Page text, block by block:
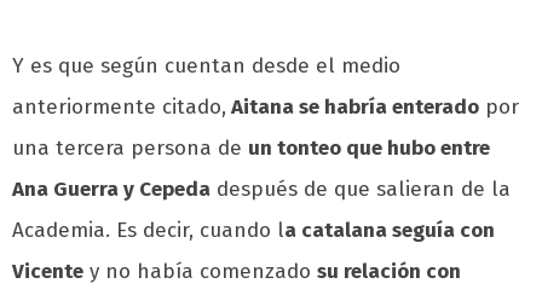
Y es que según cuentan desde el medio
anteriormente citado, Aitana se habría enterado por
una tercera persona de un tonteo que hubo entre
Ana Guerra y Cepeda después de que salieran de la
Academia. Es decir, cuando la catalana seguía con
Vicente y no había comenzado su relación con